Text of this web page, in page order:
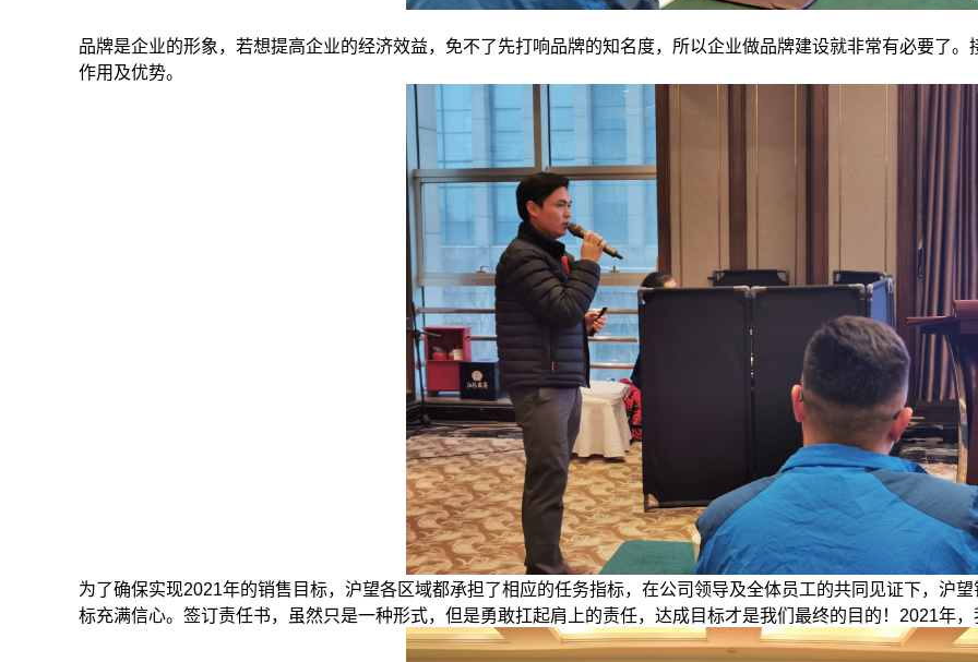
品牌是企业的形象，若想提高企业的经济效益，免不了先打响品牌的知名度，所以企业做品牌建设就非常有必要了
作用及优势。
为了确保实现2021年的销售目标，沪望各区域都承担了相应的任务指标，在公司领导及全体员工的共同见证下，沪
标充满信心。签订责任书，虽然只是一种形式，但是勇敢扛起肩上的责任，达成目标才是我们最终的目的！2021年